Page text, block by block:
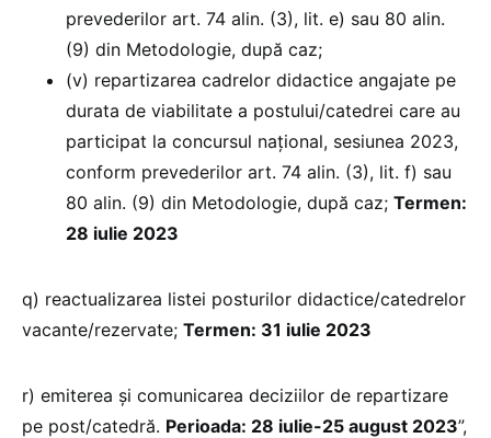
prevederilor art. 74 alin. (3), lit. e) sau 80 alin.
(9) din Metodologie, după caz;
(v) repartizarea cadrelor didactice angajate pe
durata de viabilitate a postului/catedrei care au
participat la concursul naţional, sesiunea 2023,
conform prevederilor art. 74 alin. (3), lit. f) sau
80 alin. (9) din Metodologie, după caz; Termen:
28 iulie 2023
q) reactualizarea listei posturilor didactice/catedrelor
vacante/rezervate; Termen: 31 iulie 2023
r) emiterea și comunicarea deciziilor de repartizare
pe post/catedră. Perioada: 28 iulie-25 august 2023”,